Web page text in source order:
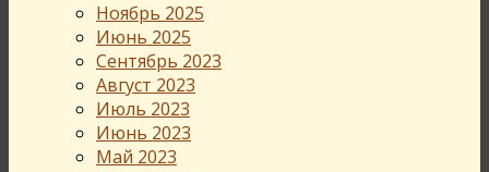
Ноябрь 2025
Июнь 2025
Сентябрь 2023
Август 2023
Июль 2023
Июнь 2023
Май 2023